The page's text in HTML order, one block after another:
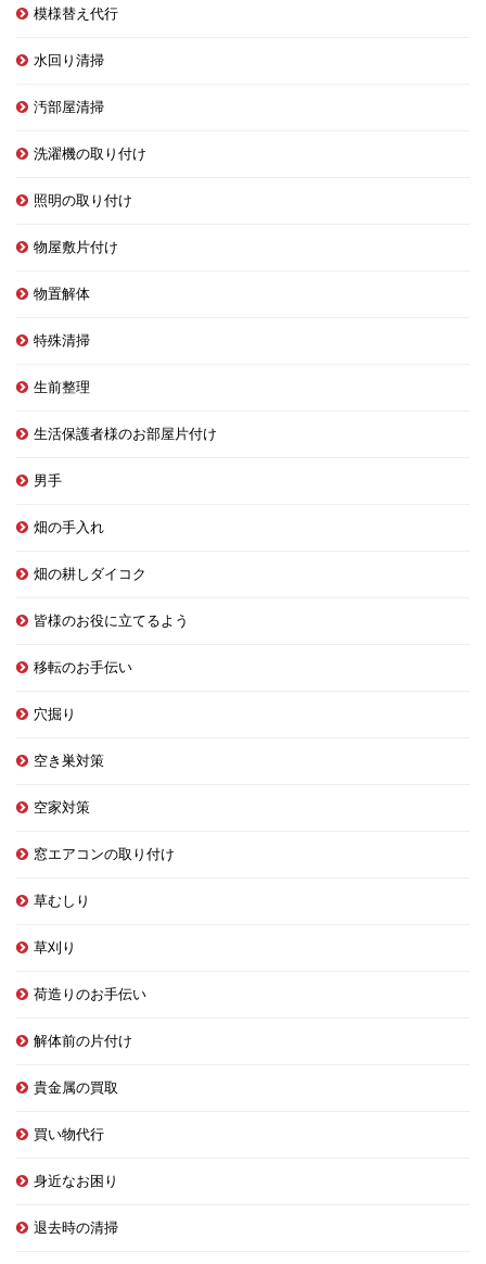
模様替え代行
水回り清掃
汚部屋清掃
洗濯機の取り付け
照明の取り付け
物屋敷片付け
物置解体
特殊清掃
生前整理
生活保護者様のお部屋片付け
男手
畑の手入れ
畑の耕しダイコク
皆様のお役に立てるよう
移転のお手伝い
穴掘り
空き巣対策
空家対策
窓エアコンの取り付け
草むしり
草刈り
荷造りのお手伝い
解体前の片付け
貴金属の買取
買い物代行
身近なお困り
退去時の清掃